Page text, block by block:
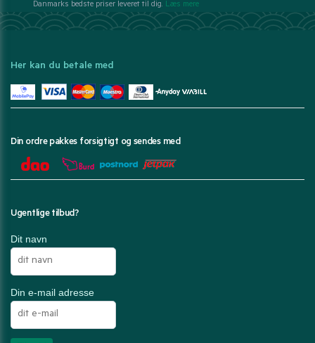
Danmarks bedste priser leveret til dig. Læs mere
Her kan du betale med
Din ordre pakkes forsigtigt og sendes med
Ugentlige tilbud?
Dit navn
Din e-mail adresse